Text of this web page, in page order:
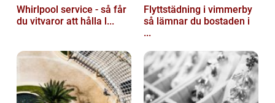
Whirlpool service - så får
du vitvaror att hålla l...
Flyttstädning i vimmerby
så lämnar du bostaden i
...